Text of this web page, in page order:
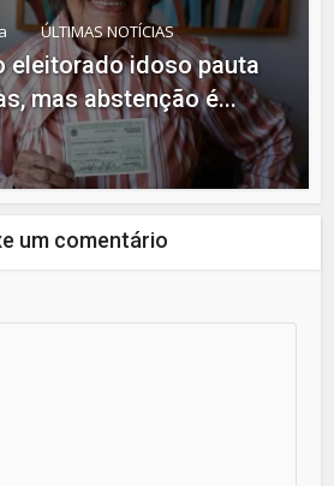
ÚLTIMAS NOTÍCIAS
eleitorado idoso pauta
mas abstenção é...
um comentário